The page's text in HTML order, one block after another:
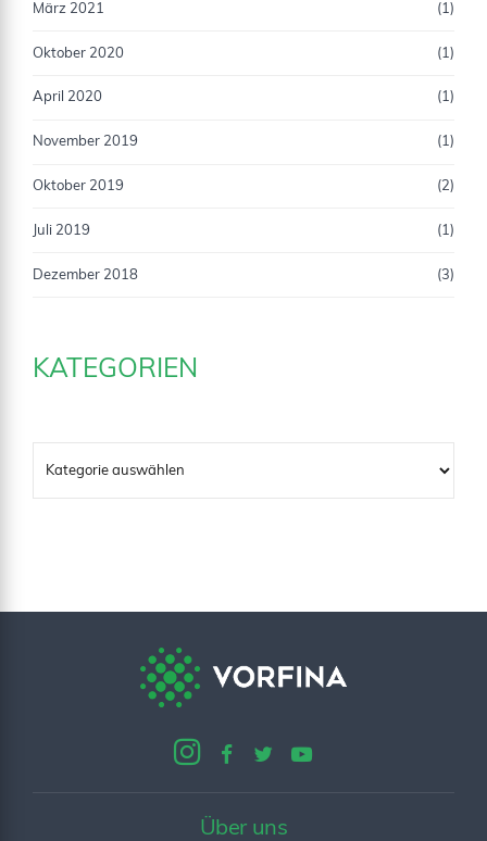
März 2021 (1)
Oktober 2020 (1)
April 2020 (1)
November 2019 (1)
Oktober 2019 (2)
Juli 2019 (1)
Dezember 2018 (3)
KATEGORIEN
Über uns